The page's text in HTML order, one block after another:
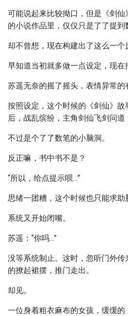
可能说起来比较拗口，但是《剑
的小说作品里，仅仅只是了了提到
却不曾想，现在构建出了这么一个
早知道当初就多做一点设定，现
苏遥无奈的摇了摇头，表情异常的
按照设定，这个时候的《剑仙》
后，战乱缤纷，主角剑仙飞剑问道
不过是个了了数笔的小脑洞。
反正嘛，书中书不是？
“所以，给点提示呗…”
思绪一团糟，这个时候也只能求助
系统又开始闭嘴。
苏遥：“你吗…”
没等系统制止。这时，忽听门外
的撩起裙摆，推门走出。
却见。
一位身着粗衣麻布的女孩，缓缓